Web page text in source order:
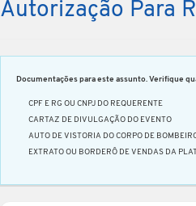
Autorização Para
Documentações para este assunto. Verifique
CPF E RG OU CNPJ DO REQUERENTE
CARTAZ DE DIVULGAÇÃO DO EVENTO
AUTO DE VISTORIA DO CORPO DE
EXTRATO OU BORDERÔ DE VENDAS DA